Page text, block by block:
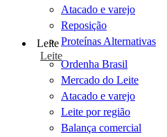
Atacado e varejo
Reposição
Proteínas Alternativas
Leite
Leite
Ordenha Brasil
Mercado do Leite
Atacado e varejo
Leite por região
Balança comercial